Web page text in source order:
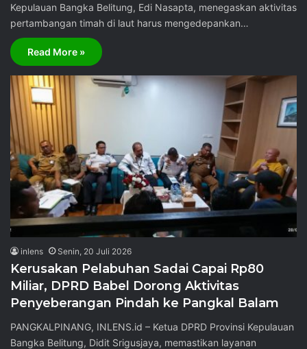
Kepulauan Bangka Belitung, Edi Nasapta, menegaskan aktivitas
pertambangan timah di laut harus mengedepankan…
Read More »
inlens Senin, 20 Juli 2026
Kerusakan Pelabuhan Sadai Capai Rp80
Miliar, DPRD Babel Dorong Aktivitas
Penyeberangan Pindah ke Pangkal Balam
PANGKALPINANG, INLENS.id – Ketua DPRD Provinsi Kepulauan
Bangka Belitung, Didit Srigusjaya, memastikan layanan